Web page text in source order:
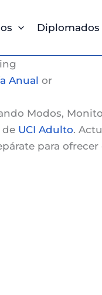
Diplomados
Anual or
Modos,
de UCI Adulto.
para